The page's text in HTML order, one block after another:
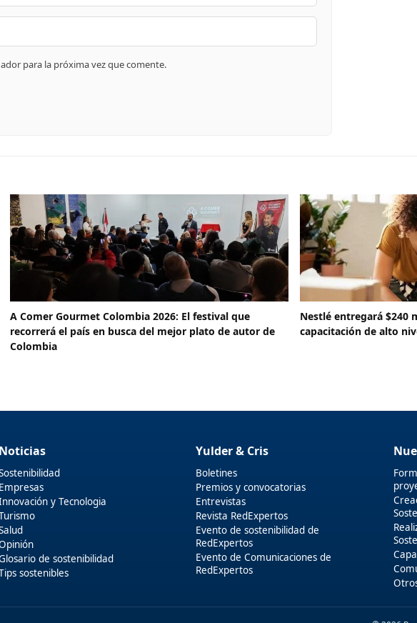
para la próxima vez que comente.
A Comer Gourmet Colombia 2026: El festival que
recorrerá el país en busca del mejor plato de autor de
Colombia
Nestlé entregará $240
capacitación de alto
Noticias
Empresas
y Tecnologia
de sostenibilidad
sostenibles
Yulder & Cris
Boletines
Premios y convocatorias
Entrevistas
Revista RedExpertos
Evento de sostenibilidad de
RedExpertos
Evento de Comunicaciones de
RedExpertos